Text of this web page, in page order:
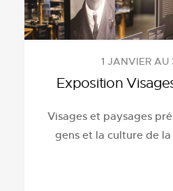
1 JANVIER AU
Exposition
Visages et paysages
gens et la culture de